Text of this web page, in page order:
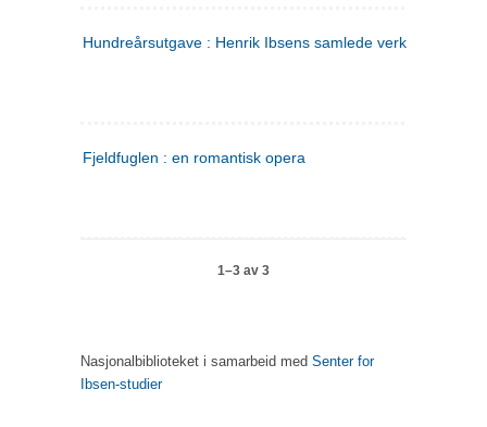
Hundreårsutgave : Henrik Ibsens samlede verker. 3
Fjeldfuglen : en romantisk opera
1–3 av 3
Nasjonalbiblioteket i samarbeid med Senter for
Ibsen-studier